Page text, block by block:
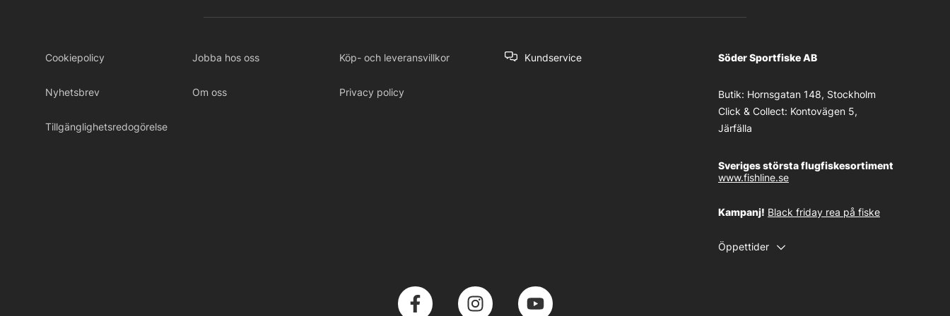
Cookiepolicy Jobba hos oss Köp- och leveransvillkor
Nyhetsbrev Om oss Privacy policy
Tillgänglighetsredogörelse
Kundservice Söder Sportfiske AB
Butik: Hornsgatan 148, Stockholm
Click & Collect: Kontovägen 5,
Järfälla
Sveriges största flugfiskesortiment
www.fishline.se
Kampanj! Black friday rea på fiske
Öppettider